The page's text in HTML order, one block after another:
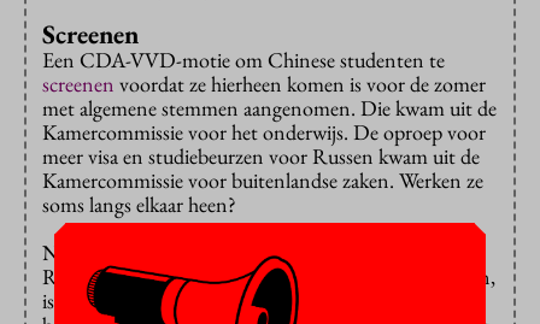
Screenen
Een CDA-VVD-motie om Chinese studenten te
screenen voordat ze hierheen komen is voor de zomer
met algemene stemmen aangenomen. Die kwam uit de
Kamercommissie voor het onderwijs. De oproep voor
meer visa en studiebeurzen voor Russen kwam uit de
Kamercommissie voor buitenlandse zaken. Werken ze
soms langs elkaar heen?
Nee, zegt Sjoerdsma van D66, zo zit het niet. Als
Russische studenten en onderzoekers hierheen komen,
is er inderdaad een risico op spionage en politieke